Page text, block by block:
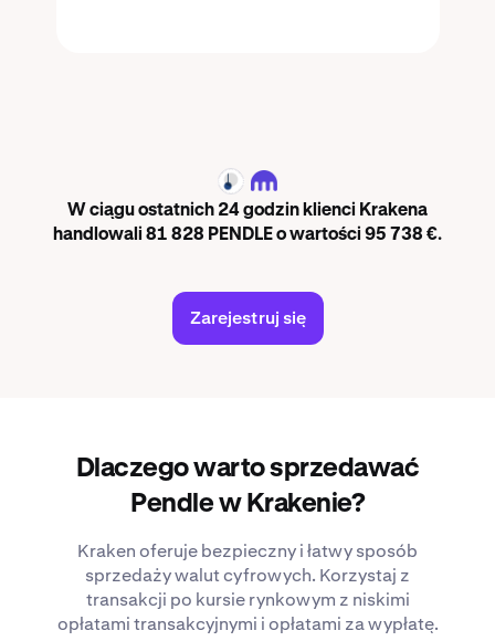
PENDLE
W ciągu ostatnich 24 godzin klienci Krakena
handlowali 81 828 PENDLE o wartości 95 738 €.
Zarejestruj się
Dlaczego warto sprzedawać
Pendle w Krakenie?
Kraken oferuje bezpieczny i łatwy sposób
sprzedaży walut cyfrowych. Korzystaj z
transakcji po kursie rynkowym z niskimi
opłatami transakcyjnymi i opłatami za wypłatę.